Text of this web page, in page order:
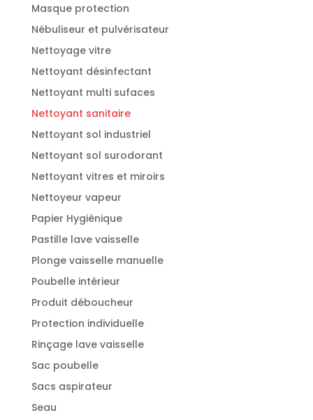
Masque protection
Nébuliseur et pulvérisateur
Nettoyage vitre
Nettoyant désinfectant
Nettoyant multi sufaces
Nettoyant sanitaire
Nettoyant sol industriel
Nettoyant sol surodorant
Nettoyant vitres et miroirs
Nettoyeur vapeur
Papier Hygiènique
Pastille lave vaisselle
Plonge vaisselle manuelle
Poubelle intérieur
Produit déboucheur
Protection individuelle
Rinçage lave vaisselle
Sac poubelle
Sacs aspirateur
Seau